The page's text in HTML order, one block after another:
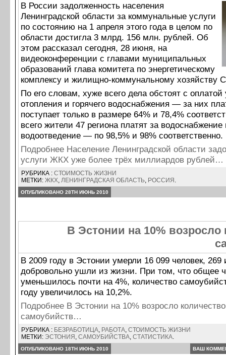
В России задолженность населения
Ленинградской области за коммунальные услуги
по состоянию на 1 апреля этого года в целом по
области достигла 3 млрд. 156 млн. рублей. Об
этом рассказал сегодня, 28 июня, на
видеоконференции с главами муниципальных
образований глава комитета по энергетическому
комплексу и жилищно-коммунальному хозяйству
По его словам, хуже всего дела обстоят с оплатой
отопления и горячего водоснабжения — за них
поступает только в размере 64% и 78,4%
всего жители 47 региона платят за водоснабжение
водоотведение — по 98,5% и 98% соответственно.
Подробнее Население Ленинградской области
услуги ЖКХ уже более трёх миллиардов рублей…
РУБРИКА : СТОИМОСТЬ ЖИЗНИ
МЕТКИ: ЖКХ, ЛЕНИНГРАДСКАЯ ОБЛАСТЬ, РОССИЯ .
ОПУБЛИКОВАНО 28TH ИЮНЬ 2010
В Эстонии на 10% возросло
В 2009 году в Эстонии умерли 16 099 человек, 269
добровольно ушли из жизни. При том, что общее
уменьшилось почти на 4%, количество
году увеличилось на 10,2%.
Подробнее В Эстонии на 10% возросло количество
самоубийств…
РУБРИКА : БЕЗРАБОТИЦА, РАБОТА, СТОИМОСТЬ ЖИЗНИ
МЕТКИ: ЭСТОНИЯ , САМОУБИЙСТВА, СТАТИСТИКА.
ОПУБЛИКОВАНО 18TH ИЮНЬ 2010 ВАШ